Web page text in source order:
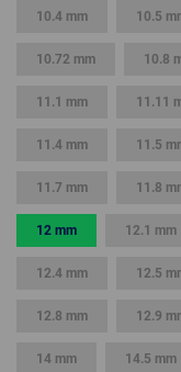
10.4 mm 10.5
10.72 mm 10.8
11.1 mm 11.11
11.4 mm 11.5
11.7 mm 11.8
12 mm 12.1 mm
12.4 mm 12.5
12.8 mm 12.9
14 mm 14.5 mm